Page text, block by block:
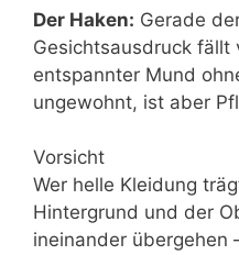
Der Haken: Gerade
Gesichtsausdruck fällt
entspannter Mund
ungewohnt, ist aber
Vorsicht
Wer helle Kleidung
Hintergrund und der
ineinander übergehen